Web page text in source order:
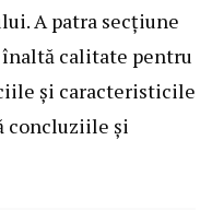
A patra secțiune
calitate pentru
și caracteristicile
concluziile și